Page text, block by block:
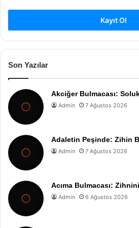
Kayıt Ol
Son Yazılar
Akciğer Bulmacası:
Admin 7 Ağustos 2026
Adaletin Peşinde: Zihin
Admin 7 Ağustos 2026
Acıma Bulmacası:
Admin 6 Ağustos 2026